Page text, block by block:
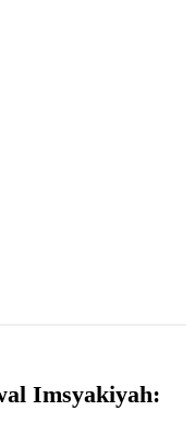
Imsyakiyah: